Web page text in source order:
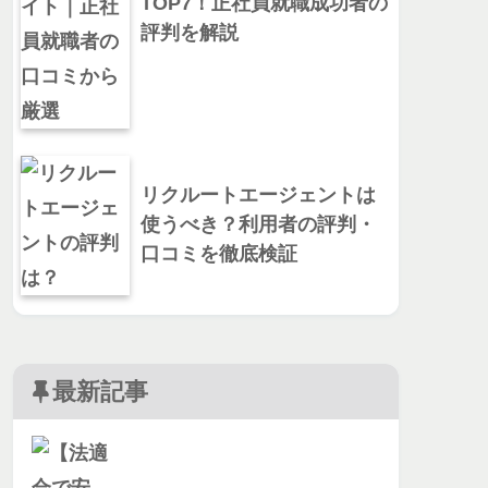
評判を解説
リクルートエージェントは
使うべき？利用者の評判・
口コミを徹底検証
最新記事